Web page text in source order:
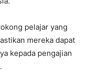
pelajar yang
mereka dapat
kepada pengajian